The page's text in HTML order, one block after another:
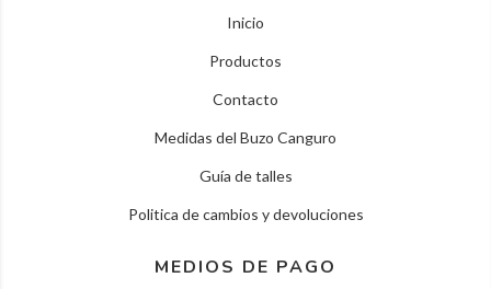
Inicio
Productos
Contacto
Medidas del Buzo Canguro
Guía de talles
Politica de cambios y devoluciones
MEDIOS DE PAGO